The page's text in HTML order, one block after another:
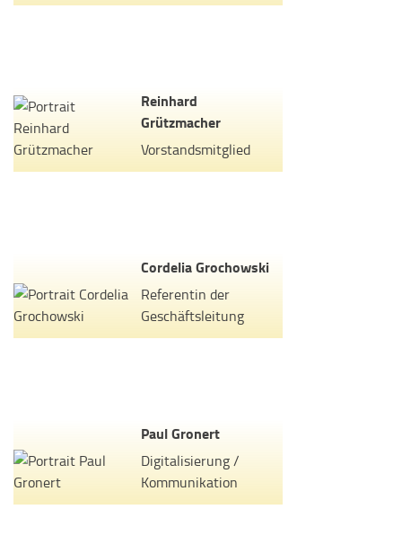
Reinhard
Grützmacher
Vorstandsmitglied
Cordelia Grochowski
Referentin der
Geschäftsleitung
Paul Gronert
Digitalisierung /
Kommunikation